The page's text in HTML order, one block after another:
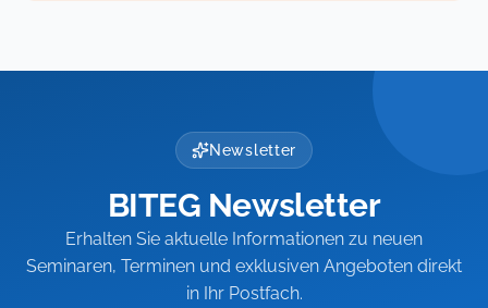
Newsletter
BITEG Newsletter
Erhalten Sie aktuelle Informationen zu neuen
Seminaren, Terminen und exklusiven Angeboten direkt
in Ihr Postfach.